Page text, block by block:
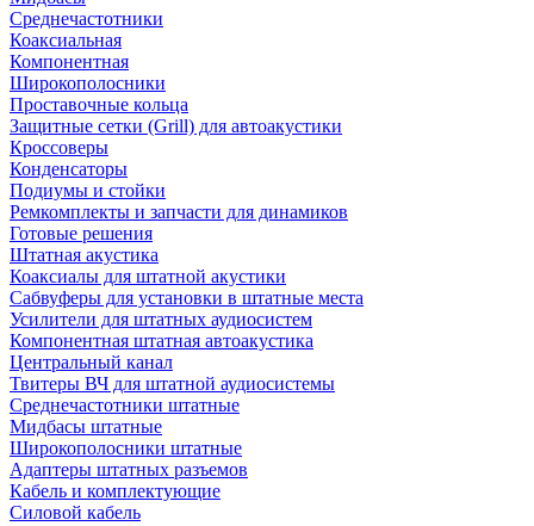
Среднечастотники
Коаксиальная
Компонентная
Широкополосники
Проставочные кольца
Защитные сетки (Grill) для автоакустики
Кроссоверы
Конденсаторы
Подиумы и стойки
Ремкомплекты и запчасти для динамиков
Готовые решения
Штатная акустика
Коаксиалы для штатной акустики
Сабвуферы для установки в штатные места
Усилители для штатных аудиосистем
Компонентная штатная автоакустика
Центральный канал
Твитеры ВЧ для штатной аудиосистемы
Среднечастотники штатные
Мидбасы штатные
Широкополосники штатные
Адаптеры штатных разъемов
Кабель и комплектующие
Силовой кабель